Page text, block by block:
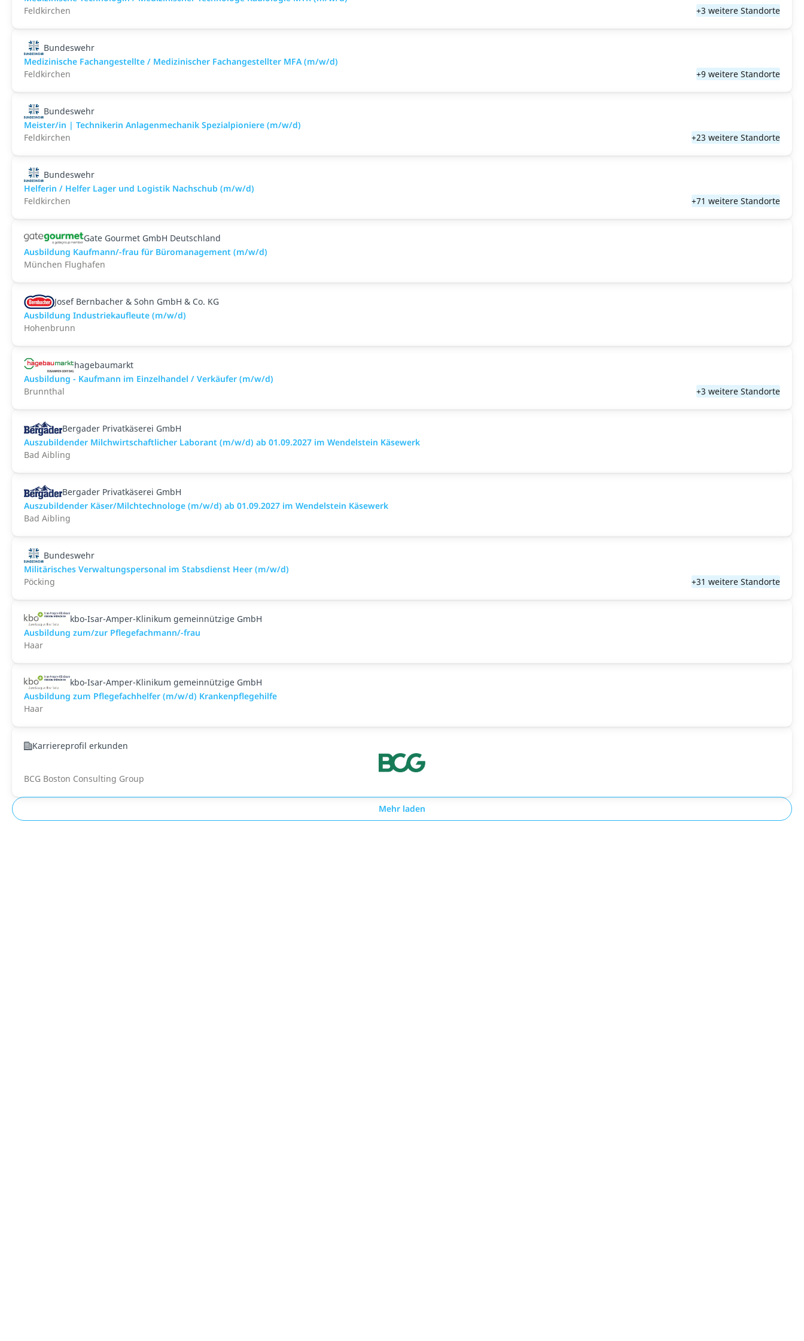
Feldkirchen
+3 weitere Standorte
Bundeswehr
Medizinische Fachangestellte / Medizinischer Fachangestellter MFA (m/w/d)
Feldkirchen
+9 weitere Standorte
Bundeswehr
Meister/in | Technikerin Anlagenmechanik Spezialpioniere (m/w/d)
Feldkirchen
+23 weitere Standorte
Bundeswehr
Helferin / Helfer Lager und Logistik Nachschub (m/w/d)
Feldkirchen
+71 weitere Standorte
Gate Gourmet GmbH Deutschland
Ausbildung Kaufmann/-frau für Büromanagement (m/w/d)
München Flughafen
Josef Bernbacher & Sohn GmbH & Co. KG
Ausbildung Industriekaufleute (m/w/d)
Hohenbrunn
hagebaumarkt
Ausbildung - Kaufmann im Einzelhandel / Verkäufer (m/w/d)
Brunnthal
+3 weitere Standorte
Bergader Privatkäserei GmbH
Auszubildender Milchwirtschaftlicher Laborant (m/w/d) ab 01.09.2027 im Wendelstein Käsewerk
Bad Aibling
Bergader Privatkäserei GmbH
Auszubildender Käser/Milchtechnologe (m/w/d) ab 01.09.2027 im Wendelstein Käsewerk
Bad Aibling
Bundeswehr
Militärisches Verwaltungspersonal im Stabsdienst Heer (m/w/d)
Pöcking
+31 weitere Standorte
kbo-Isar-Amper-Klinikum gemeinnützige GmbH
Ausbildung zum/zur Pflegefachmann/-frau
Haar
kbo-Isar-Amper-Klinikum gemeinnützige GmbH
Ausbildung zum Pflegefachhelfer (m/w/d) Krankenpflegehilfe
Haar
Karriereprofil erkunden
BCG Boston Consulting Group
Mehr laden